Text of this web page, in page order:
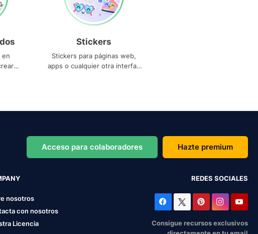
en
Stickers
Stickers para páginas web,
apps o cualquier otra interfaz
Acceso para colaboradores Hazte premium
nosotros
con nosotros
Licencia
REDES SOCIALES
Consigue recursos exclusivos